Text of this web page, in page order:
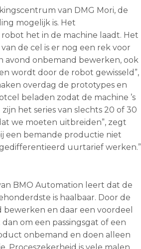
van DMG Mori, de
mogelijk is. Het
het in de machine laadt. Het
de cel is er nog een rek voor
avond onbemand bewerken, ook
wordt door de robot gewisseld”,
overdag de prototypes en
beladen zodat de machine ’s
het series van slechts 20 of 30
we moeten uitbreiden”, zegt
een bemande productie niet
uurtarief werken.”
BMO Automation leert dat de
is haalbaar. Door de
en daar een voordeel
om een passingsgat of een
onbemand en doen alleen